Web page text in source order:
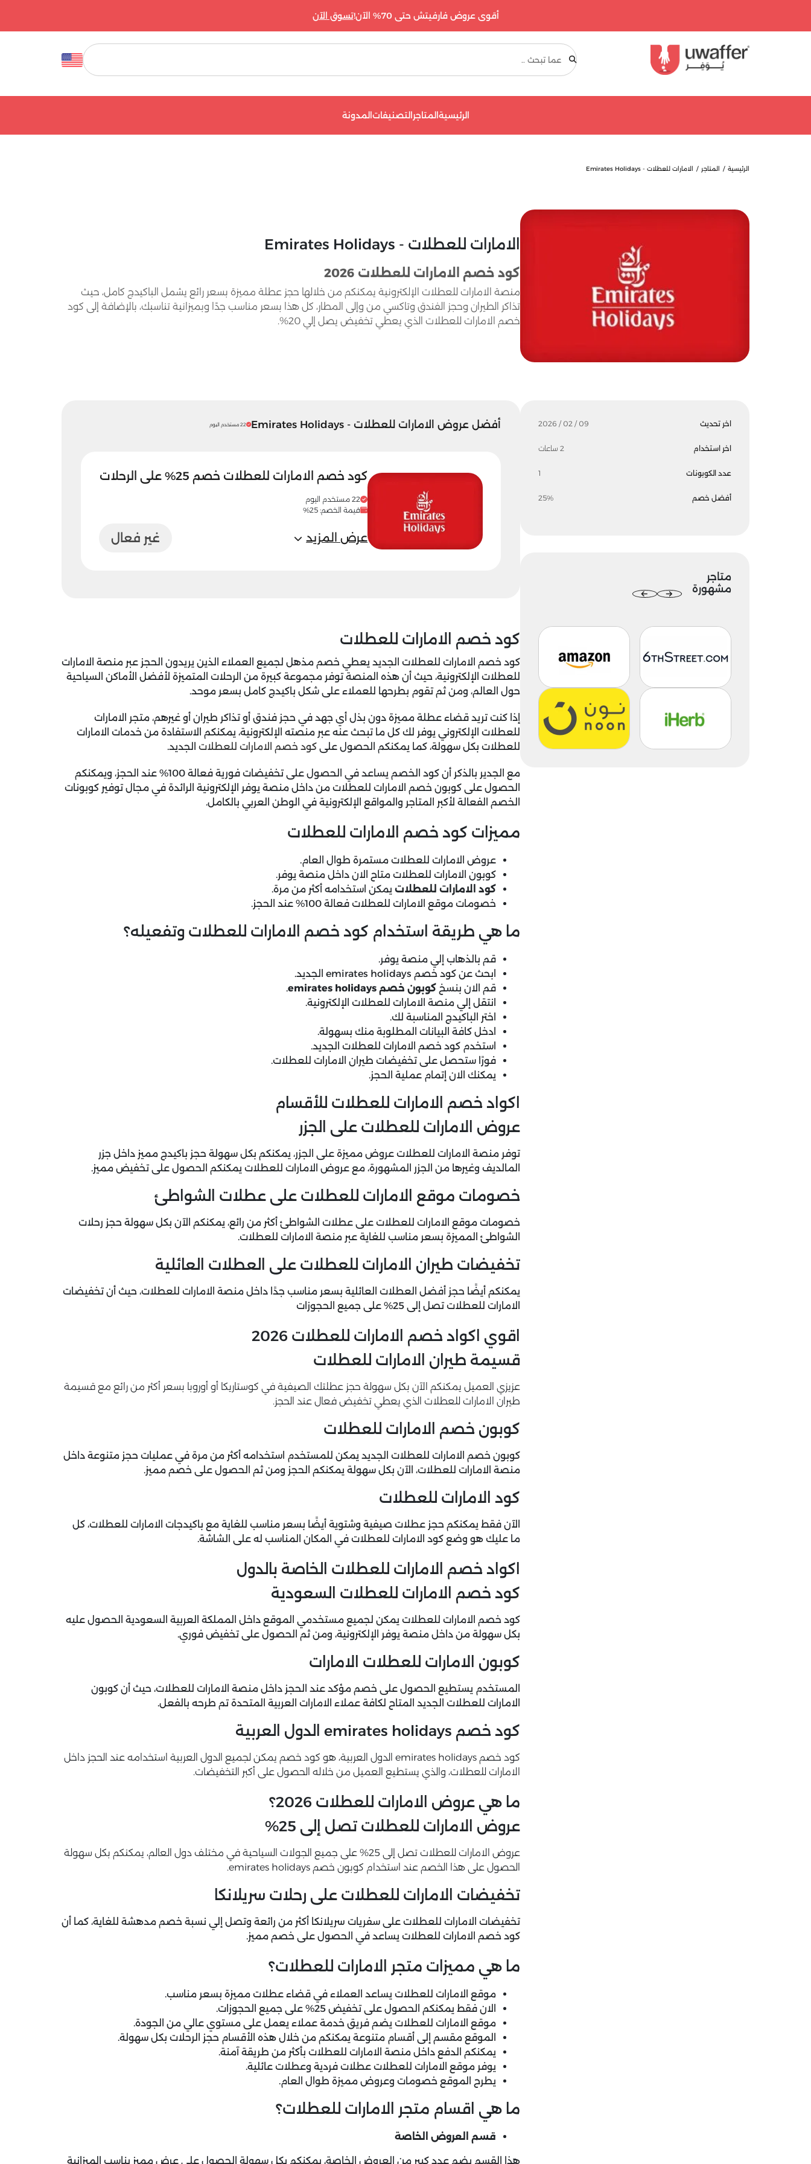
أقوى عروض فارفيتش حتى 70% الآن! تسوق الآن
بحث
الرئيسيةالمتاجرالتصنيفاتالمدونة
الرئيسية المتاجر الامارات للعطلات - Emirates Holidays
الامارات للعطلات - Emirates Holidays
كود خصم الامارات للعطلات 2026
منصة الامارات للعطلات الإلكترونية يمكنكم من خلالها حجز عطلة مميزة بسعر رائع يشمل الباكيدج كامل، حيث
تذاكر الطيران وحجز الفندق وتاكسي من وإلى المطار، كل هذا بسعر مناسب جدًا وبميزانية تناسبك، بالإضافة إلى كود
خصم الامارات للعطلات الذي يعطي تخفيض يصل إلي 20%.
اخر تحديث 09 / 02 / 2026
اخر استخدام 2 ساعات
عدد الكوبونات 1
أفضل خصم 25%
متاجر
مشهورة
أفضل عروض الامارات للعطلات - Emirates Holidays 22 مستخدم اليوم
كود خصم الامارات للعطلات خصم 25% على الرحلات
22 مستخدم اليوم
قيمة الخصم: 25%
عرض المزيد غير فعال
كود خصم الامارات للعطلات
كود خصم الامارات للعطلات الجديد يعطي خصم مذهل لجميع العملاء الذين يريدون الحجز عبر منصة الامارات
للعطلات الإلكترونية، حيث أن هذه المنصة توفر مجموعة كبيرة من الرحلات المتميزة لأفضل الأماكن السياحية
حول العالم، ومن ثم تقوم بطرحها للعملاء على شكل باكيدج كامل بسعر موحد.
إذا كنت تريد قضاء عطلة مميزة دون بذل أي جهد في حجز فندق أو تذاكر طيران أو غيرهم، متجر الامارات
للعطلات الإلكتروني يوفر لك كل ما تبحث عنه عبر منصته الإلكترونية، يمكنكم الاستفادة من خدمات الامارات
للعطلات بكل سهولة، كما يمكنكم الحصول على كود خصم الامارات للعطلات الجديد.
مع الجدير بالذكر أن كود الخصم يساعد في الحصول على تخفيضات فورية فعالة 100% عند الحجز، ويمكنكم
الحصول على كوبون خصم الامارات للعطلات من داخل منصة يوفر الإلكترونية الرائدة في مجال توفير كوبونات
الخصم الفعالة لأكبر المتاجر والمواقع الإلكترونية في الوطن العربي بالكامل.
مميزات كود خصم الامارات للعطلات
عروض الامارات للعطلات مستمرة طوال العام.
كوبون الامارات للعطلات متاح الان داخل منصة يوفر.
كود الامارات للعطلات يمكن استخدامه أكثر من مرة.
خصومات موقع الامارات للعطلات فعالة 100% عند الحجز.
ما هي طريقة استخدام كود خصم الامارات للعطلات وتفعيله؟
قم بالذهاب إلي منصة يوفر.
ابحث عن كود خصم emirates holidays الجديد.
قم الان بنسخ كوبون خصم emirates holidays
.
انتقل إلي منصة الامارات للعطلات الإلكترونية.
اختر الباكيدج المناسبة لك.
ادخل كافة البيانات المطلوبة منك بسهولة.
استخدم كود خصم الامارات للعطلات الجديد.
فورًا ستحصل على تخفيضات طيران الامارات للعطلات.
يمكنك الان إتمام عملية الحجز.
اكواد خصم الامارات للعطلات للأقسام
عروض الامارات للعطلات على الجزر
توفر منصة الامارات للعطلات عروض مميزة على الجزر، يمكنكم بكل سهولة حجز باكيدج مميز داخل جزر
المالديف وغيرها من الجزر المشهورة، مع عروض الامارات للعطلات يمكنكم الحصول على تخفيض مميز.
خصومات موقع الامارات للعطلات على عطلات الشواطئ
خصومات موقع الامارات للعطلات على عطلات الشواطئ أكثر من رائع، يمكنكم الآن بكل سهولة حجز رحلات
الشواطئ المميزة بسعر مناسب للغاية عبر منصة الامارات للعطلات.
تخفيضات طيران الامارات للعطلات على العطلات العائلية
يمكنكم أيضًا حجز أفضل العطلات العائلية بسعر مناسب جدًا داخل منصة الامارات للعطلات، حيث أن تخفيضات
الامارات للعطلات تصل إلى 25% على جميع الحجوزات
اقوي اكواد خصم الامارات للعطلات 2026
قسيمة طيران الامارات للعطلات
عزيزي العميل يمكنكم الآن بكل سهولة حجز عطلتك الصيفية في كوستاريكا أو أوروبا بسعر أكثر من رائع مع قسيمة
طيران الامارات للعطلات الذي يعطي تخفيض فعال عند الحجز.
كوبون خصم الامارات للعطلات
كوبون خصم الامارات للعطلات الجديد يمكن للمستخدم استخدامه أكثر من مرة في عمليات حجز متنوعة داخل
منصة الامارات للعطلات، الآن بكل سهولة يمكنكم الحجز ومن ثم الحصول على خصم مميز.
كود الامارات للعطلات
الآن فقط يمكنكم حجز عطلات صيفية وشتوية أيضًا بسعر مناسب للغاية مع باكيدجات الامارات للعطلات، كل
ما عليك هو وضع كود الامارات للعطلات في المكان المناسب له على الشاشة.
اكواد خصم الامارات للعطلات الخاصة بالدول
كود خصم الامارات للعطلات السعودية
كود خصم الامارات للعطلات يمكن لجميع مستخدمي الموقع داخل المملكة العربية السعودية الحصول عليه
بكل سهولة من داخل منصة يوفر الإلكترونية، ومن ثم الحصول على تخفيض فوري.
كوبون الامارات للعطلات الامارات
المستخدم يستطيع الحصول على خصم مؤكد عند الحجز داخل منصة الامارات للعطلات، حيث أن كوبون
الامارات للعطلات الجديد المتاح لكافة عملاء الامارات العربية المتحدة تم طرحه بالفعل.
كود خصم emirates holidays الدول العربية
كود خصم emirates holidays الدول العربية، هو كود خصم يمكن لجميع الدول العربية استخدامه عند الحجز داخل
الامارات للعطلات، والذي يستطيع العميل من خلاله الحصول على أكبر التخفيضات.
ما هي عروض الامارات للعطلات 2026؟
عروض الامارات للعطلات تصل إلى 25%
عروض الامارات للعطلات تصل إلى 25% على جميع الجولات السياحية في مختلف دول العالم، يمكنكم بكل سهولة
الحصول على هذا الخصم عند استخدام كوبون خصم emirates holidays.
تخفيضات الامارات للعطلات على رحلات سريلانكا
تخفيضات الامارات للعطلات على سفريات سريلانكا أكثر من رائعة وتصل إلي نسبة خصم مدهشة للغاية، كما أن
كود خصم الامارات للعطلات يساعد في الحصول على خصم مميز.
ما هي مميزات متجر الامارات للعطلات؟
موقع الامارات للعطلات يساعد العملاء في قضاء عطلات مميزة بسعر مناسب.
الان فقط يمكنكم الحصول على تخفيض 25% على جميع الحجوزات.
موقع الامارات للعطلات يضم فريق خدمة عملاء يعمل على مستوي عالي من الجودة.
الموقع مقسم إلى أقسام متنوعة يمكنكم من خلال هذه الأقسام حجز الرحلات بكل سهولة.
يمكنكم الدفع داخل منصة الامارات للعطلات بأكثر من طريقة آمنة.
يوفر موقع الامارات للعطلات عطلات فردية وعطلات عائلية.
يطرح الموقع خصومات وعروض مميزة طوال العام.
ما هي اقسام متجر الامارات للعطلات؟
قسم العروض الخاصة
هذا القسم يضم عدد كبير من العروض الخاصة، يمكنكم بكل سهولة الحصول على عرض مميز يناسب الميزانية